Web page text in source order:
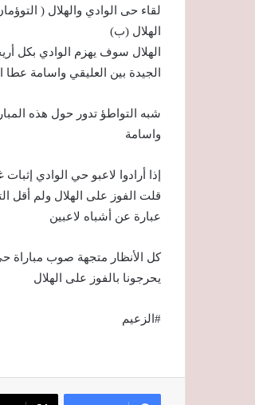
لقاء حى الوادي والهلال (
الهلال (ب)
الهلال سوف يهزم الوادي بكل
الجيدة بين العليقي واسامة عطا
شبه التواطؤ تدور حول هذه
واسامة
إذا أرادوا لاعبو حي الوادي
قلت الفوز على الهلال ولم أقل
عبارة عن أشباه لاعبين
كل الأنظار متجهة صوب مباراة حي
يحرجونا بالفوز على الهلال
#الزعيم